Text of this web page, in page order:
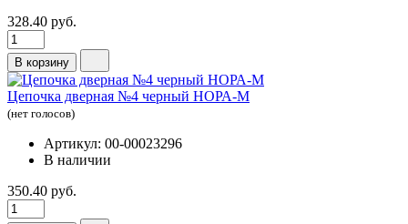
328.40 руб.
В корзину
Цепочка дверная №4 черный НОРА-М
(нет голосов)
Артикул: 00-00023296
В наличии
350.40 руб.